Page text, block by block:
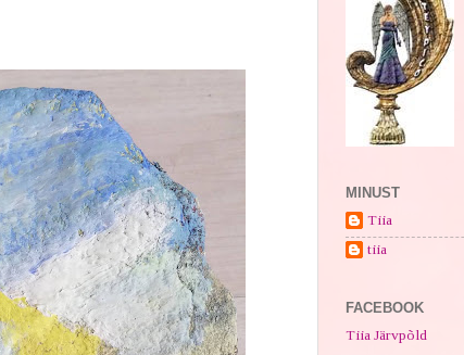
MINUST
Tiia
tiia
FACEBOOK
Tiia Järvpõld